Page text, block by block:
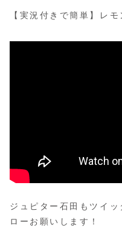
【実況付きで簡単】レ
ジュピター石田もツイ
ローお願いします！